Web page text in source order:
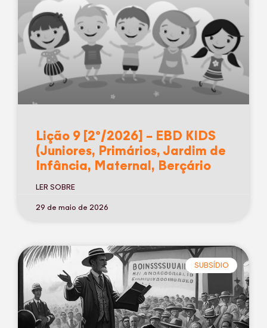
Lição 9 [2º/2026] – EBD KIDS
(Juniores, Primários, Jardim de
Infância, Maternal, Berçário
LER SOBRE
29 de maio de 2026
SUBSÍDIO